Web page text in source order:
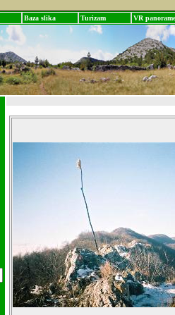
Baza slika Turizam VR panorame